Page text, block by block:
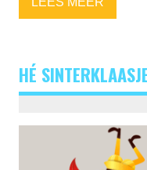
HÉ